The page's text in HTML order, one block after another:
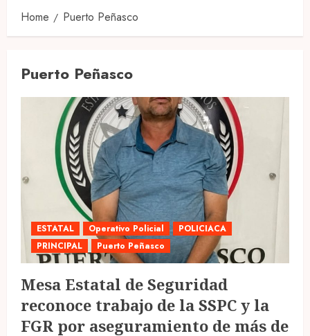
Home Puerto Peñasco
Puerto Peñasco
ESTATAL Operativo Policial
POLICIACA
PRINCIPAL
Puerto Peñasco
Mesa Estatal de Seguridad
reconoce trabajo de la SSPC y la
FGR por aseguramiento de más de